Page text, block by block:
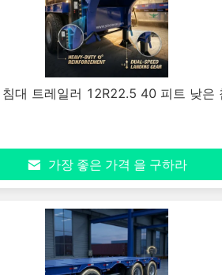
대 트레일러 12R22.5 40 피트 낮은
가장 좋은 가격 을 구하라